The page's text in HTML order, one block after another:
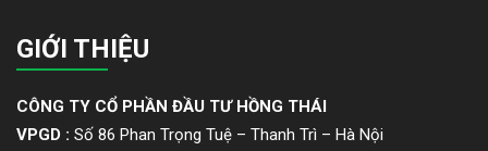
GIỚI THIỆU
CÔNG TY CỔ PHẦN ĐẦU TƯ HỒNG THÁI
VPGD : Số 86 Phan Trọng Tuệ – Thanh Trì – Hà Nội